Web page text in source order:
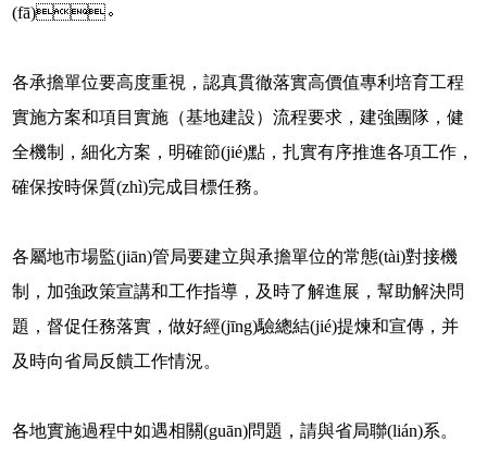
(fā)。
各承擔單位要高度重視，認真貫徹落實高價值專利培育工程
實施方案和項目實施（基地建設）流程要求，建強團隊，健
全機制，細化方案，明確節(jié)點，扎實有序推進各項工作，
確保按時保質(zhì)完成目標任務。
各屬地市場監(jiān)管局要建立與承擔單位的常態(tài)對接機
制，加強政策宣講和工作指導，及時了解進展，幫助解決問
題，督促任務落實，做好經(jīng)驗總結(jié)提煉和宣傳，并
及時向省局反饋工作情況。
各地實施過程中如遇相關(guān)問題，請與省局聯(lián)系。